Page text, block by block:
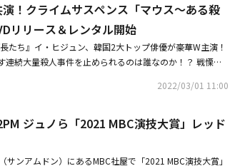
は分からない。いったいヨン・スジョンとチェ・ヘラが
まっている。このように「勇敢無双ヨン・スジョン」は
ンと、気に入ったものは全て手に入れなければならない
込んだ予告映像第1弾でドラマへの関心を高めた。二転
タートする。
る、痛快な恋愛復讐劇だ。いつも作品で確かな存在感を
ニョン、クォン・ファウン、イム・ジュウンが、四角関
ら見てもカッコいい女性）な女性と粘り強くてケチな男
刺激する。まず、オム・ヒョンギョンはクールな魅力を
ジョン役を務める。ヨン・スジョンは、ストレートな性
女性ファンを抱えているが、好きな男性とは目も合わせら
チャ・ソウォンとの結婚と妊娠のニュースを発表した。
作が6ヶ月ぶりの復帰作となる。現在、夫のチャ・ソウ
第、2人は結婚式を挙げる予定だ。続いてソ・ジュニョ
！クライムサスペンス「マウス～ある殺
リリース＆レンタル開始
たち』イ・ヒジュン、韓国2大トップ俳優が豪華W主演！
続大量殺人事件を止められるのは誰なのか！？ 戦慄の
（水）より発売＆レンタル開始となる。イ・スンギ×
などヒット作のほか、歌手、バラエティなど多彩に活躍
国民の弟とも呼ばれるイ・スンギ。一方、『1987、ある
った骨太の映画作品や「青い海の伝説」などのドラマに
2022/03/01 11:00
ジュノら「2021 MBC演技大賞」レッド
ンアムドン）にあるMBC社屋で「2021 MBC演技大賞」